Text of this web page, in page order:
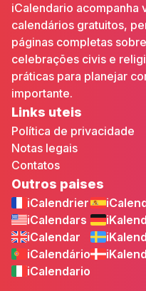
iCalendario acompanha
calendários gratuitos,
páginas completas
celebrações civis e
práticas para planejar
importante.
Links uteis
Política de privacidade
Notas legais
Contatos
Outros paises
iCalendrier
iCalendars
iCalendar
iCalendário
iCalendario